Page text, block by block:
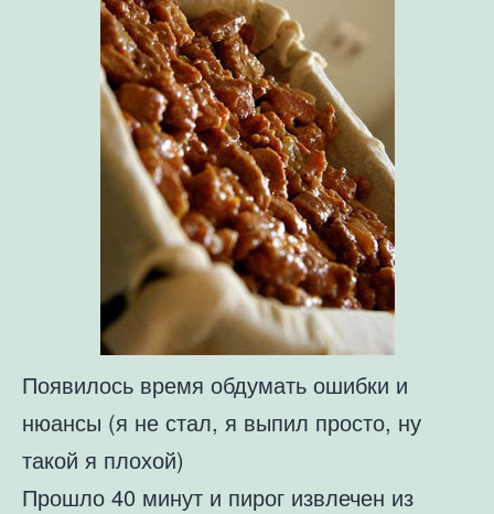
Появилось время обдумать ошибки и
нюансы (я не стал, я выпил просто, ну
такой я плохой)
Прошло 40 минут и пирог извлечен из